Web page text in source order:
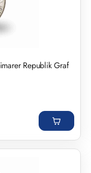
Republik Graf